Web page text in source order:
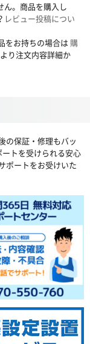
ん。商品を購入し
レビュー投稿につい
をお持ちの場合は 購
り注文内容詳細か
の保証・修理もバッ
トを受けられる安心
ポートをお受けいた